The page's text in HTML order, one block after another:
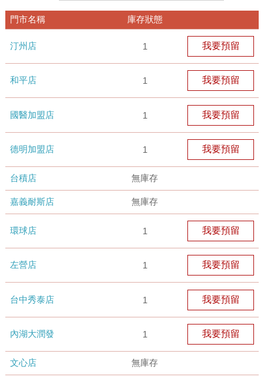
門市名稱 庫存狀態
汀州店 1 我要預留
和平店 1 我要預留
國醫加盟店 1 我要預留
德明加盟店 1 我要預留
台積店 無庫存
嘉義耐斯店 無庫存
環球店 1 我要預留
左營店 1 我要預留
台中秀泰店 1 我要預留
內湖大潤發 1 我要預留
文心店 無庫存